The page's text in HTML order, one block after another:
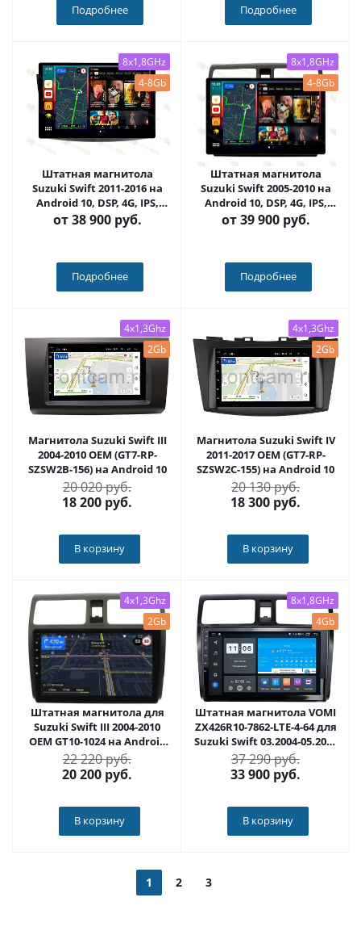
Подробнее Подробнее
8x1,8GHz
4-8Gb
Штатная магнитола
Suzuki Swift 2011-2016 на
Android 10, DSP, 4G, IPS,
Carplay - Cardrox CD-4176-
13 (11-13 дюймов)
от38 900 руб.
Подробнее
8x1,8GHz
4-8Gb
Штатная магнитола
Suzuki Swift 2005-2010 на
Android 10, DSP, 4G, IPS,
Carplay - Cardrox CD-4039-
13 (11-13 дюймов)
от39 900 руб.
Подробнее
4x1,3Ghz
2Gb
Магнитола Suzuki Swift III
2004-2010 OEM (GT7-RP-
SZSW2B-156) на Android 10
20 020 руб.
18 200 руб.
В корзину
4x1,3Ghz
2Gb
Магнитола Suzuki Swift IV
2011-2017 OEM (GT7-RP-
SZSW2C-155) на Android 10
20 130 руб.
18 300 руб.
В корзину
4x1,3Ghz
2Gb
Штатная магнитола для
Suzuki Swift III 2004-2010
OEM GT10-1024 на Android
10
22 220 руб.
20 200 руб.
В корзину
8x1,8GHz
4Gb
Штатная магнитола VOMI
ZX426R10-7862-LTE-4-64 для
Suzuki Swift 03.2004-05.2010
на Android 10
37 290 руб.
33 900 руб.
В корзину
1 2 3